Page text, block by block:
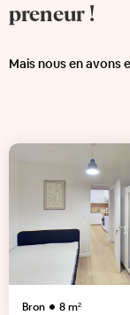
preneur !
Mais nous en avons
Bron 8m²